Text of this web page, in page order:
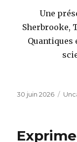
Une
Sherbrooke,
Quantiques
Publié
30 juin 2026